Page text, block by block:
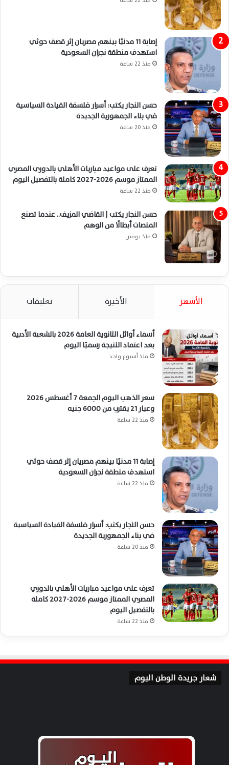
إصابة 11 مدنيًا بينهم مصريان إثر قصف حوثي
استهدف منطقة نجران السعودية
منذ 22 ساعة
حسن النجار يكتب: أسرار فلسفة القيادة السياسية
في بناء الجمهورية الجديدة
منذ 20 ساعة
تعرف على مواعيد مباريات الأهلي بالدوري المصري
الممتاز موسم 2026-2027 كاملة بالتفصيل اليوم
منذ 22 ساعة
حسن النجار يكتب | القاضي المزيف.. عندما تصنع
المنصات أبطالًا من الوهم
منذ يومين
الأشهر الأخيرة تعليقات
أسماء أوائل الثانوية العامة 2026 بالشعبة الأدبية
بعد اعتماد النتيجة رسميًا اليوم
منذ أسبوع واحد
سعر الذهب اليوم الجمعة 7 أغسطس 2026
وعيار 21 يقترب من 6000 جنيه
منذ 22 ساعة
إصابة 11 مدنيًا بينهم مصريان إثر قصف حوثي
استهدف منطقة نجران السعودية
منذ 22 ساعة
حسن النجار يكتب: أسرار فلسفة القيادة السياسية
في بناء الجمهورية الجديدة
منذ 20 ساعة
تعرف على مواعيد مباريات الأهلي بالدوري
المصري الممتاز موسم 2026-2027 كاملة
بالتفصيل اليوم
منذ 22 ساعة
شعار جريدة الوطن اليوم